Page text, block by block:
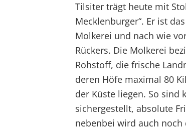
Tilsiter trägt heute mit
Mecklenburger“. Er ist
Molkerei und nach wie
Rückers. Die Molkerei
Rohstoff, die frische
deren Höfe maximal 80
der Küste liegen. So sind
sichergestellt, absolute
nebenbei wird auch